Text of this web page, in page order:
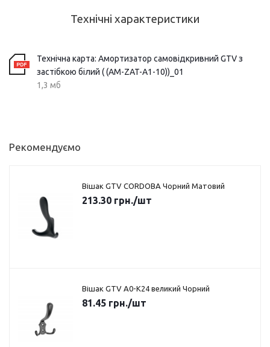
Технічні характеристики
Технічна карта: Амортизатор самовідкривний GTV з
застібкою білий ( (AM-ZAT-A1-10))_01
1,3 мб
Рекомендуємо
Вішак GTV CORDOBA Чорний Матовий
213.30 грн./шт
Вішак GTV A0-K24 великий Чорний
81.45 грн./шт